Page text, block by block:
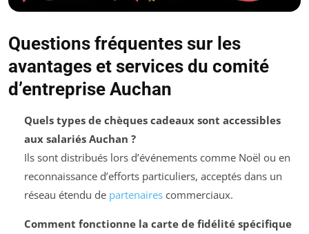
Questions fréquentes sur les
avantages et services du comité
d’entreprise Auchan
Quels types de chèques cadeaux sont accessibles
aux salariés Auchan ?
Ils sont distribués lors d’événements comme Noël ou en
reconnaissance d’efforts particuliers, acceptés dans un
réseau étendu de partenairescommerciaux.
Comment fonctionne la carte de fidélité spécifique